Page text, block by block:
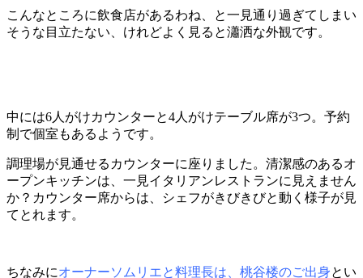
こんなところに飲食店があるわね、と一見通り過ぎてしまい
そうな目立たない、けれどよく見ると瀟洒な外観です。
中には6人がけカウンターと4人がけテーブル席が3つ。予約
制で個室もあるようです。
調理場が見通せるカウンターに座りました。清潔感のあるオ
ープンキッチンは、一見イタリアンレストランに見えません
か？カウンター席からは、シェフがきびきびと動く様子が見
てとれます。
ちなみにオーナーソムリエと料理長は、桃谷楼のご出身とい